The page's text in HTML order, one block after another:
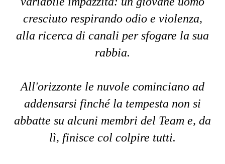
cresciuto respirando odio e violenza,
alla ricerca di canali per sfogare la sua
rabbia.
All'orizzonte le nuvole cominciano ad
addensarsi finché la tempesta non si
abbatte su alcuni membri del Team e, da
lì, finisce col colpire tutti.